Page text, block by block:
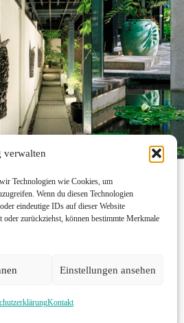
verwalten
Technologien wie Cookies, um
Wenn du diesen Technologien
eindeutige IDs auf dieser Website
zurückziehst, können bestimmte Merkmale
Einstellungen ansehen
Kontakt